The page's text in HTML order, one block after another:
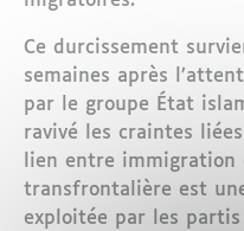
Ce durcissement
semaines après
par le groupe État
ravivé les craintes
lien entre
transfrontalière est
exploitée par les